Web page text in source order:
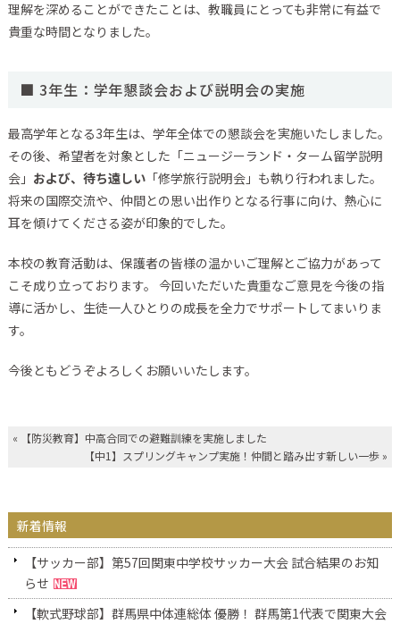
理解を深めることができたことは、教職員にとっても非常に有益で
貴重な時間となりました。
■ 3年生：学年懇談会および説明会の実施
最高学年となる3年生は、学年全体での懇談会を実施いたしました。
その後、希望者を対象とした「ニュージーランド・ターム留学説明
会」 および、待ち遠しい「修学旅行説明会」も執り行われました。
将来の国際交流や、仲間との思い出作りとなる行事に向け、熱心に
耳を傾けてくださる姿が印象的でした。
本校の教育活動は、保護者の皆様の温かいご理解とご協力があって
こそ成り立っております。 今回いただいた貴重なご意見を今後の指
導に活かし、生徒一人ひとりの成長を全力でサポートしてまいりま
す。
今後ともどうぞよろしくお願いいたします。
«
【防災教育】中高合同での避難訓練を実施しました
【中1】スプリングキャンプ実施！仲間と踏み出す新しい一歩 »
新着情報
【サッカー部】第57回関東中学校サッカー大会 試合結果のお知
らせ
【軟式野球部】群馬県中体連総体 優勝！ 群馬第1代表で関東大会